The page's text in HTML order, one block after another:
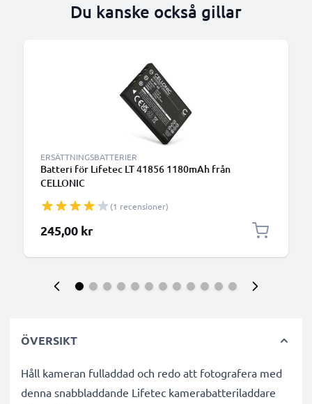
Du kanske också gillar
ERSÄTTNINGSBATTERIER
Batteri för Lifetec LT 41856 1180mAh från
CELLONIC
(1 recensioner)
245,00 kr
ÖVERSIKT
Håll kameran fulladdad och redo att fotografera med
denna snabbladdande Lifetec kamerabatteriladdare